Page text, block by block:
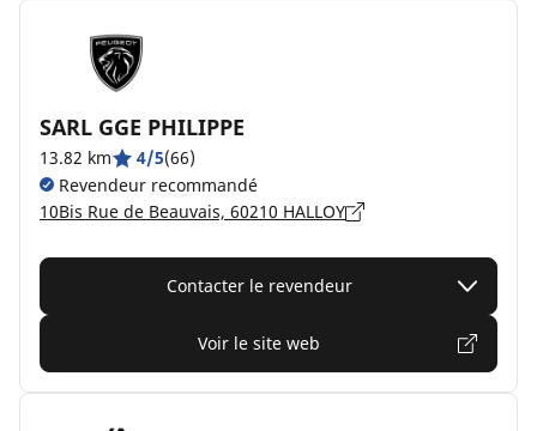
SARL GGE PHILIPPE
13.82 km 4/5(66)
Revendeur recommandé
10Bis Rue de Beauvais, 60210 HALLOY
Contacter le revendeur
Voir le site web